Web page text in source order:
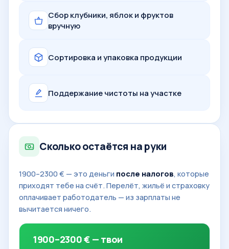
Сбор клубники, яблок и фруктов
вручную
Сортировка и упаковка продукции
Поддержание чистоты на участке
Сколько остаётся на руки
1900–2300 € — это деньги после налогов, которые
приходят тебе на счёт. Перелёт, жильё и страховку
оплачивает работодатель — из зарплаты не
вычитается ничего.
1900–2300 € — твои